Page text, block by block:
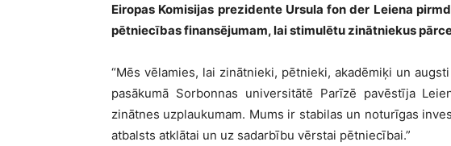
Eiropas Komisijas prezidente Ursula fon der Leiena
pētniecības finansējumam, lai stimulētu zinātniekus
“Mēs vēlamies, lai zinātnieki, pētnieki, akadēmiķi un
pasākumā Sorbonnas universitātē Parīzē pavēstīja
zinātnes uzplaukumam. Mums ir stabilas un noturīgas
atbalsts atklātai un uz sadarbību vērstai pētniecībai.”